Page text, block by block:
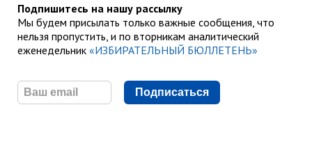
Подпишитесь на нашу рассылку
Мы будем присылать только важные сообщения, что
нельзя пропустить, и по вторникам аналитический
еженедельник «ИЗБИРАТЕЛЬНЫЙ БЮЛЛЕТЕНЬ»
Подписаться